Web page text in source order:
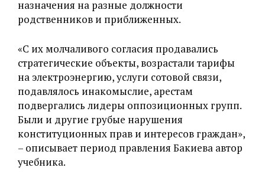
назначения на разные должности
родственников и приближенных.
«‎С их молчаливого согласия продавались
стратегические объекты, возрастали тарифы
на электроэнергию, услуги сотовой связи,
подавлялось инакомыслие, арестам
подвергались лидеры оппозиционных групп.
Были и другие грубые нарушения
конституционных прав и интересов граждан»,
– описывает период правления Бакиева автор
учебника.